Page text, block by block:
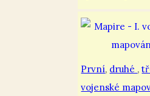
První, druhé ,
vojenské